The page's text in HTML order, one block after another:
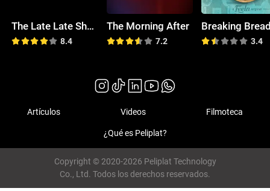
The Late Late Show with Craig Ferguson
8.4
The Morning After
7.2 3.4
Artículos Videos Filmoteca
¿Qué es Peliplat?
Copyright © 2020-2026 Peliplat Technology
Co., Ltd. Todos los derechos reservados.